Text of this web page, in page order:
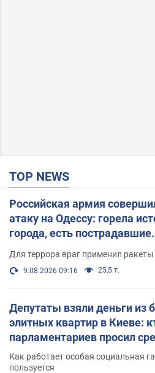
TOP NEWS
Российская армия
атаку на Одессу: горела
города, есть
Для террора враг применил
9.08.2026 09:16 25,5 т.
Депутаты взяли деньги из
элитных квартир в Киеве:
парламентариев просил
поселился
Как работает особая социальная
пользуется